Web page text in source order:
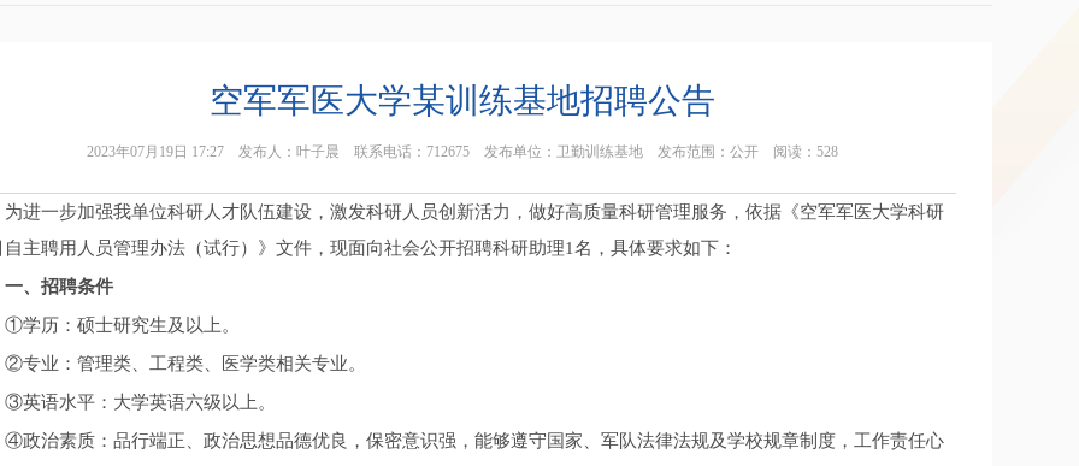
空军军医大学某训练基地招聘公告
2023年07月19日 17:27 发布人：叶子晨 联系电话：712675 发布单位：卫勤训练基地 发布范围：公开 阅读： 528
为进一步加强我单位科研人才队伍建设，激发科研人员创新活力，做好高质量科研管理服务，依据《空军军医大学科研
自主聘用人员管理办法（试行）》文件，现面向社会公开招聘科研助理1名，具体要求如下：
一、招聘条件
①学历：硕士研究生及以上。
②专业：管理类、工程类、医学类相关专业。
③英语水平：大学英语六级以上。
④政治素质：品行端正、政治思想品德优良，保密意识强，能够遵守国家、军队法律法规及学校规章制度，工作责任心